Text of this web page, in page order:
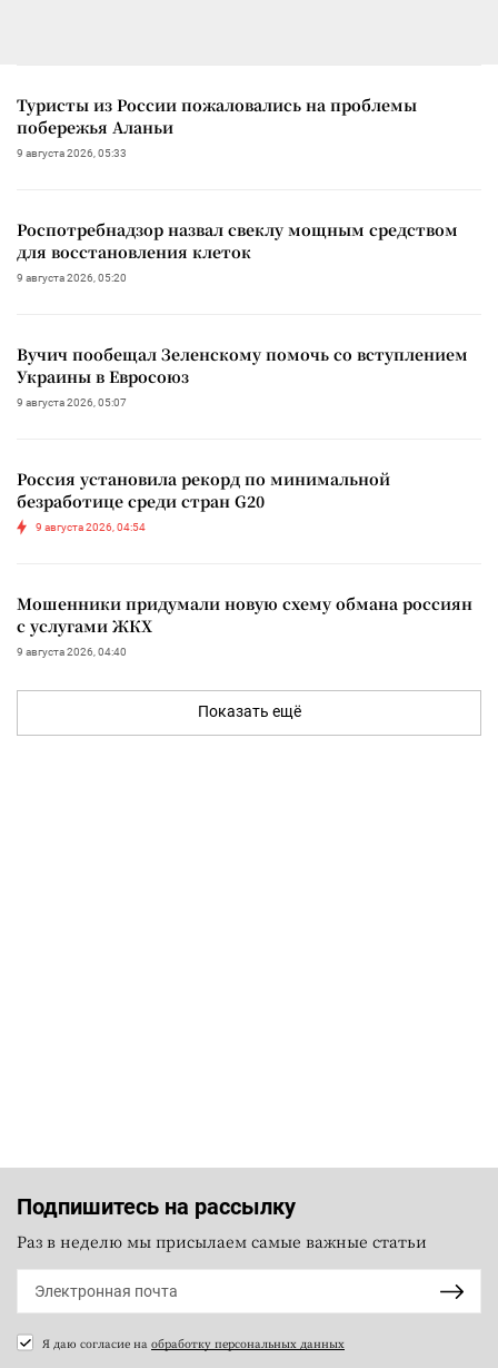
Туристы из России пожаловались на проблемы
побережья Аланьи
9 августа 2026, 05:33
Роспотребнадзор назвал свеклу мощным средством
для восстановления клеток
9 августа 2026, 05:20
Вучич пообещал Зеленскому помочь со вступлением
Украины в Евросоюз
9 августа 2026, 05:07
Россия установила рекорд по минимальной
безработице среди стран G20
9 августа 2026, 04:54
Мошенники придумали новую схему обмана россиян
с услугами ЖКХ
9 августа 2026, 04:40
Показать ещё
Подпишитесь на рассылку
Раз в неделю мы присылаем самые важные статьи
Я даю согласие на обработку персональных данных